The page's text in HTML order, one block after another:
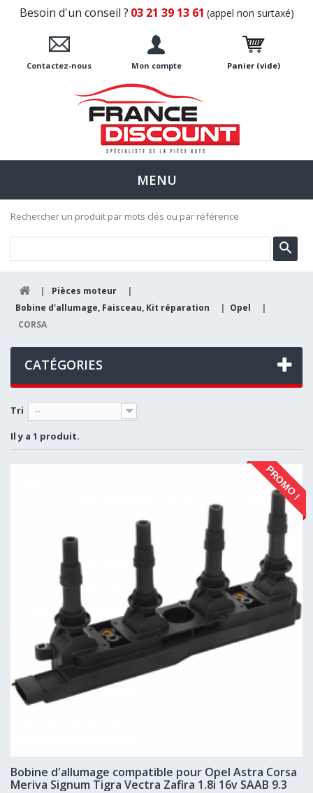
Besoin d'un conseil ? 03 21 39 13 61 (appel non surtaxé)
Contactez-nous Mon compte Panier (vide)
MENU
Rechercher un produit par mots clés ou par référence
| Pièces moteur
|
Bobine d'allumage, Faisceau, Kit réparation
| Opel
|
CORSA
CATÉGORIES
Tri --
Il y a 1 produit.
PROMO !
Bobine d'allumage compatible pour Opel Astra Corsa
Meriva Signum Tigra Vectra Zafira 1.8i 16v SAAB 9.3